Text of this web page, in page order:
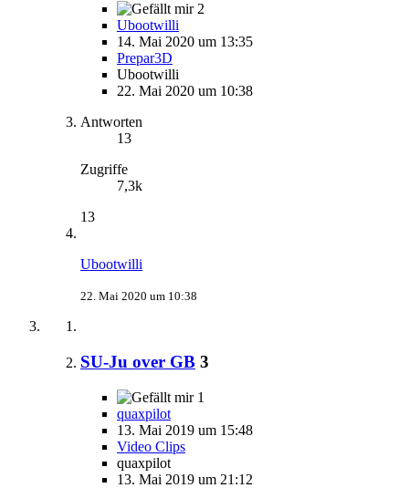
2
Ubootwilli
14. Mai 2020 um 13:35
Prepar3D
Ubootwilli
22. Mai 2020 um 10:38
Antworten
13
Zugriffe
7,3k
13
Ubootwilli
22. Mai 2020 um 10:38
SU-Ju over GB 3
1
quaxpilot
13. Mai 2019 um 15:48
Video Clips
quaxpilot
13. Mai 2019 um 21:12